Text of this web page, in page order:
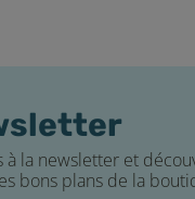
flacon Twist gradué
500 mL.
à la newsletter et
bons plans de la